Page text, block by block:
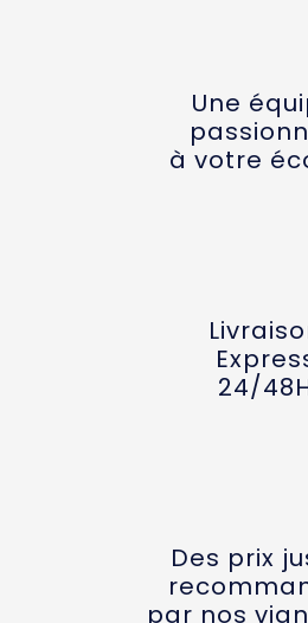
Une
à votre
24/
Des prix
par nos